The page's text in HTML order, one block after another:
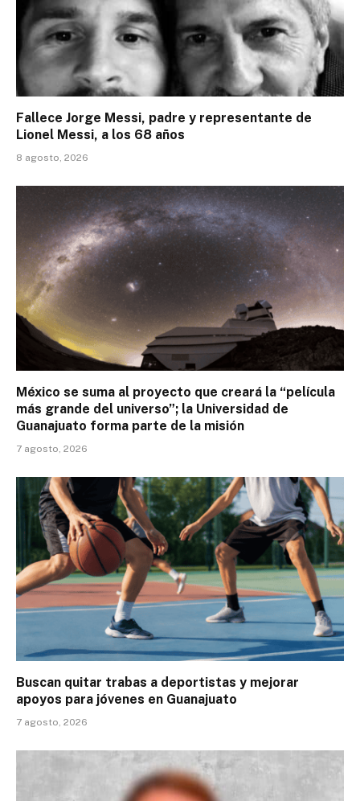
Fallece Jorge Messi, padre y representante de
Lionel Messi, a los 68 años
8 agosto, 2026
México se suma al proyecto que creará la “película
más grande del universo”; la Universidad de
Guanajuato forma parte de la misión
7 agosto, 2026
Buscan quitar trabas a deportistas y mejorar
apoyos para jóvenes en Guanajuato
7 agosto, 2026